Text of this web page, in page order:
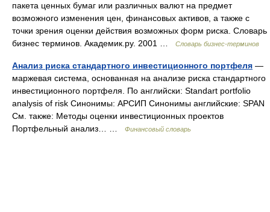
пакета ценных бумаг или различных валют на предмет
возможного изменения цен, финансовых активов, а также с
точки зрения оценки действия возможных форм риска. Словарь
бизнес терминов. Академик.ру. 2001 …
Словарь бизнес-терминов
Анализ риска стандартного инвестиционного портфеля —
маржевая система, основанная на анализе риска стандартного
инвестиционного портфеля. По английски: Standart portfolio
analysis of risk Синонимы: АРСИП Синонимы английские: SPAN
См. также: Методы оценки инвестиционных проектов
Портфельный анализ… …
Финансовый словарь